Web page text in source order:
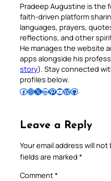
Pradeep Augustine is the
faith-driven platform
languages, prayers,
reflections, and other
He manages the website
apps alongside his
story). Stay connected
profiles below.
Follow Pradeep on Facebook Follow Pradeep on InstagramFollow Pradeep on X Follow Pradeep on LinkedIn Follow Pradeep on Pinterest Subscribe to Pradeep’s Youtube Channel Follow Pradeep on WordPress Follow Pradeep on GitHub
Leave a Reply
Your email address will
fields are marked *
Comment*